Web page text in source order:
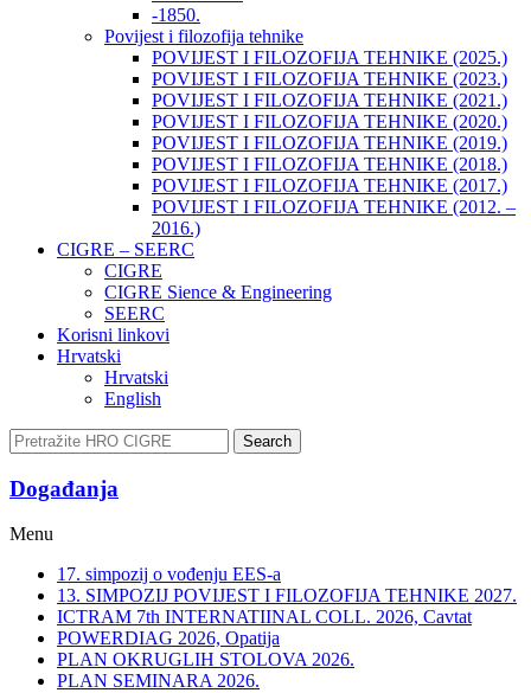
-1850.
Povijest i filozofija tehnike
POVIJEST I FILOZOFIJA TEHNIKE (2025.)
POVIJEST I FILOZOFIJA TEHNIKE (2023.)
POVIJEST I FILOZOFIJA TEHNIKE (2021.)
POVIJEST I FILOZOFIJA TEHNIKE (2020.)
POVIJEST I FILOZOFIJA TEHNIKE (2019.)
POVIJEST I FILOZOFIJA TEHNIKE (2018.)
POVIJEST I FILOZOFIJA TEHNIKE (2017.)
POVIJEST I FILOZOFIJA TEHNIKE (2012. –
2016.)
CIGRE – SEERC
CIGRE
CIGRE Sience & Engineering
SEERC
Korisni linkovi
Hrvatski
Hrvatski
English
Search
Događanja​
Menu
17. simpozij o vođenju EES-a
13. SIMPOZIJ POVIJEST I FILOZOFIJA TEHNIKE 2027.
ICTRAM 7th INTERNATIINAL COLL. 2026, Cavtat
POWERDIAG 2026, Opatija
PLAN OKRUGLIH STOLOVA 2026.
PLAN SEMINARA 2026.